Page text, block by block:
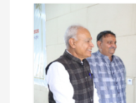
v
g